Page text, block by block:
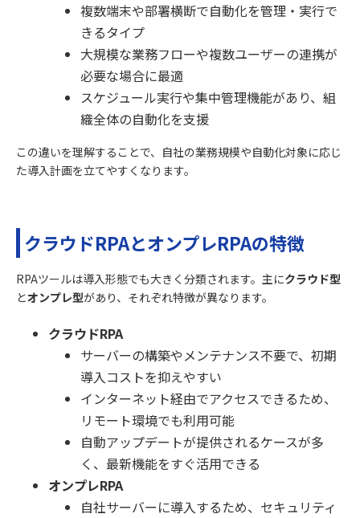
複数端末や部署横断で自動化を管理・実行で
きるタイプ
大規模な業務フローや複数ユーザーの連携が
必要な場合に最適
スケジュール実行や集中管理機能があり、組
織全体の自動化を支援
この違いを理解することで、自社の業務規模や自動化対象に応じ
た導入計画を立てやすくなります。
クラウドRPAとオンプレRPAの特徴
RPAツールは導入形態でも大きく分類されます。主にクラウド型
とオンプレ型があり、それぞれ特徴が異なります。
クラウドRPA
サーバーの構築やメンテナンス不要で、初期
導入コストを抑えやすい
インターネット経由でアクセスできるため、
リモート環境でも利用可能
自動アップデートが提供されるケースが多
く、最新機能をすぐ活用できる
オンプレRPA
自社サーバーに導入するため、セキュリティ